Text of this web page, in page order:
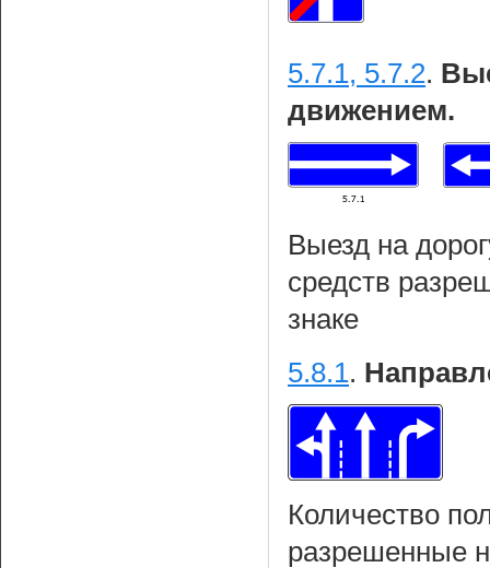
5.7.1, 5.7.2.
движением.
Выезд на
средств
знаке
5.8.1.
Количество
разрешенные